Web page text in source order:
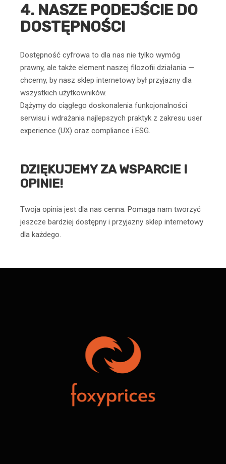
4. NASZE PODEJŚCIE DO
DOSTĘPNOŚCI
Dostępność cyfrowa to dla nas nie tylko wymóg
prawny, ale także element naszej filozofii działania —
chcemy, by nasz sklep internetowy był przyjazny dla
wszystkich użytkowników.
Dążymy do ciągłego doskonalenia funkcjonalności
serwisu i wdrażania najlepszych praktyk z zakresu user
experience (UX) oraz compliance i ESG.
DZIĘKUJEMY ZA WSPARCIE I
OPINIE!
Twoja opinia jest dla nas cenna. Pomaga nam tworzyć
jeszcze bardziej dostępny i przyjazny sklep internetowy
dla każdego.